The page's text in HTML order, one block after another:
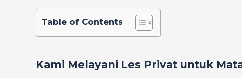
Table of Contents
Kami Melayani Les Privat untuk